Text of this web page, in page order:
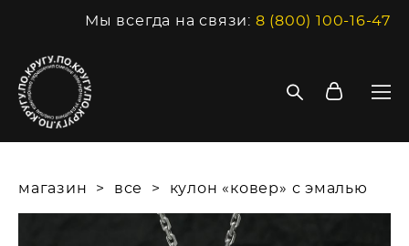
Мы всегда на связи: 8 (800) 100-16-47
магазин > все > кулон «ковер» с эмалью